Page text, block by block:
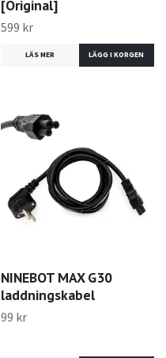
[Original]
599 kr
LÄS MER
NINEBOT MAX G30
laddningskabel
99 kr